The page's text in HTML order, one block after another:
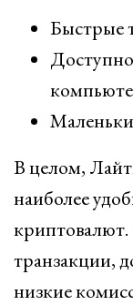
Быстрые
В целом,
наиболее
транзакции,
низкие